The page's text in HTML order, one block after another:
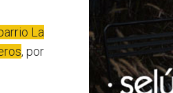
La
, por